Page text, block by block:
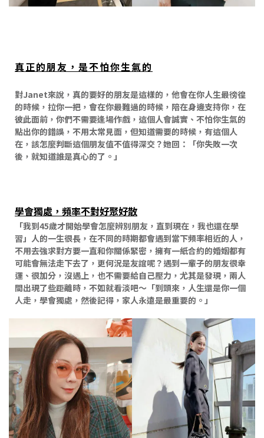
真正的朋友，是不怕你生氣的
對Janet來說，真的要好的朋友是這樣的，他會在你人生最徬徨
的時候，拉你一把，會在你最難過的時候，陪在身邊支持你，在
彼此面前，你們不需要逢場作戲，這個人會誠實、不怕你生氣的
點出你的錯誤，不用太常見面，但知道需要的時候，有這個人
在，該怎麼判斷這個朋友值不值得深交？她回：「你失敗一次
後，就知道誰是真心的了。」
學會獨處，頻率不對好聚好散
「我到45歲才開始學會怎麼辨別朋友，直到現在，我也還在學
習」人的一生很長，在不同的時期都會遇到當下頻率相近的人，
不用去強求對方要一直和你關係緊密，擁有一紙合約的婚姻都有
可能會無法走下去了，更何況是友誼呢？遇到一輩子的朋友很幸
運、很加分，沒遇上，也不需要給自己壓力，尤其是發現，兩人
間出現了些距離時，不如就看淡吧～「到頭來，人生還是你一個
人走，學會獨處，然後記得，家人永遠是最重要的。」